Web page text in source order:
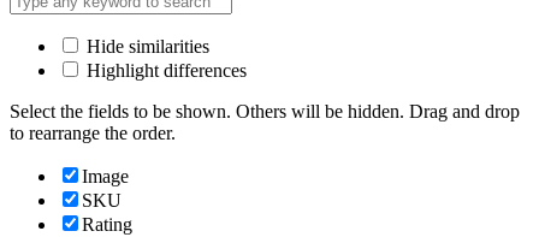
Hide similarities
Highlight differences
Select the fields to be shown. Others will be hidden. Drag and drop
to rearrange the order.
Image
SKU
Rating